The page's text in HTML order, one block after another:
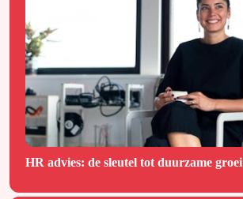
HR advies: de sleutel tot duurzame groei